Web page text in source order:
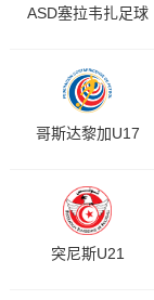
ASD塞拉韦扎足球
哥斯达黎加U17
突尼斯U21